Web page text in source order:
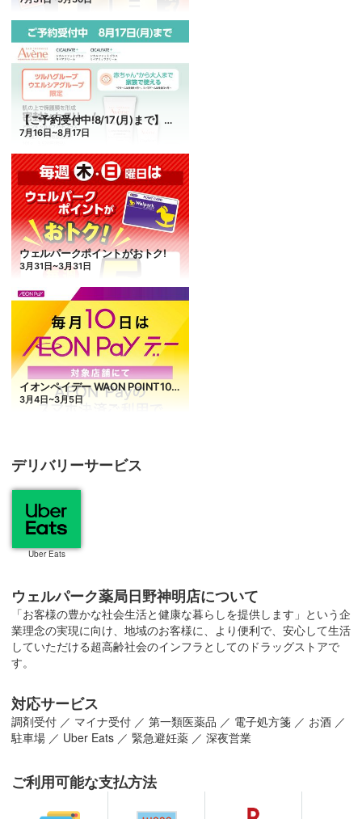
デリバリーサービス
Uber Eats
ウェルパーク薬局日野神明店について
「お客様の豊かな社会生活と健康な暮らしを提供します」という企
業理念の実現に向け、地域のお客様に、より便利で、安心して生活
していただける超高齢社会のインフラとしてのドラッグストアで
す。
対応サービス
調剤受付 ／ マイナ受付 ／ 第一類医薬品 ／ 電子処方箋 ／ お酒 ／
駐車場 ／ Uber Eats ／ 緊急避妊薬 ／ 深夜営業
ご利用可能な支払方法